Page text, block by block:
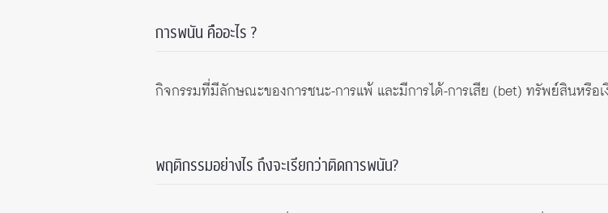
การพนัน คืออะไร ?
กิจกรรมที่มีลักษณะของการชนะ-การแพ้ และมีการได้-การเสีย (bet) ทรัพย์สินหรือเ
พฤติกรรมอย่างไร ถึงจะเรียกว่าติดการพนัน?